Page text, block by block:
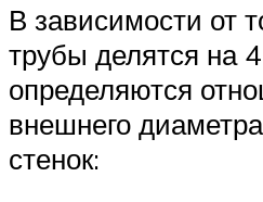
В зависимости от
трубы делятся на
определяются
внешнего
стенок: